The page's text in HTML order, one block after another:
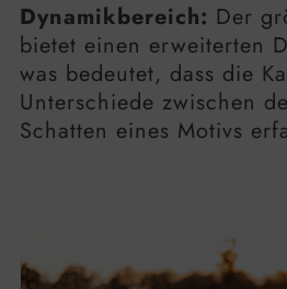
Dynamikbereich: Der
bietet einen erweiterten
was bedeutet, dass die
Unterschiede zwischen
Schatten eines Motivs